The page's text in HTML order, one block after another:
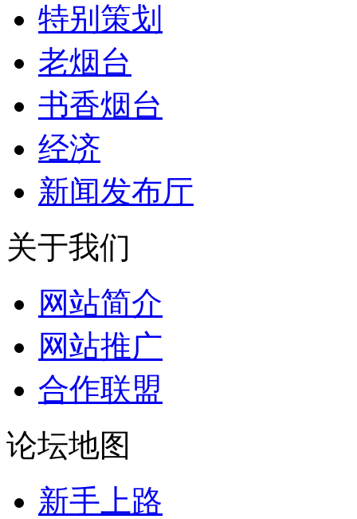
特别策划
老烟台
书香烟台
经济
新闻发布厅
关于我们
网站简介
网站推广
合作联盟
论坛地图
新手上路